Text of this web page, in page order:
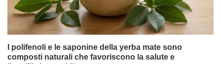
I polifenoli e le saponine della yerba mate sono
composti naturali che favoriscono la salute e